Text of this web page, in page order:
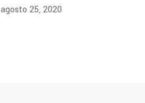
agosto 25, 2020